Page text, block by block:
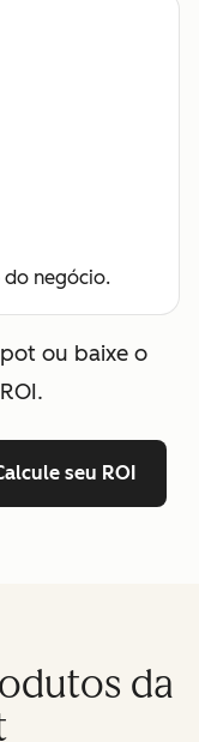
negócio.
ou baixe o
seu ROI
da